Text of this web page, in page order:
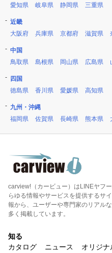
愛知県
岐阜県 静岡県 三重県
近畿
大阪府
兵庫県 京都府 滋賀県
中国
鳥取県
島根県 岡山県 広島県
四国
徳島県
香川県 愛媛県 高知県
九州・沖縄
福岡県
佐賀県 長崎県 熊本県
carview!（カービュー）はLINEヤフ
らゆる情報やサービスを提供するサ
報から、ユーザーや専門家のリアル
多く掲載しています。
知る
カタログ
ニュース オリジナ